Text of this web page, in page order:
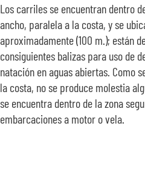
Los carriles se encuentran dentro
ancho, paralela a la costa, y se
aproximadamente (100 m.); están
consiguientes balizas para uso de
natación en aguas abiertas. Como
la costa, no se produce molestia
se encuentra dentro de la zona
embarcaciones a motor o vela.